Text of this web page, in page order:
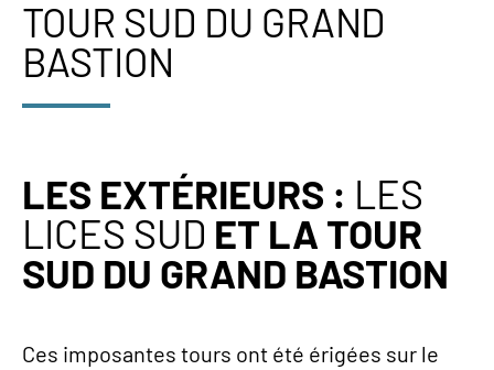
TOUR SUD DU GRAND
BASTION
LES EXTÉRIEURS : LES
LICES SUD ET LA TOUR
SUD DU GRAND BASTION
Ces imposantes tours ont été érigées sur le